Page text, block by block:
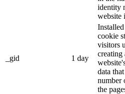
identity
website
_gid 1 day
cookie
visitors
creating
data
number
the